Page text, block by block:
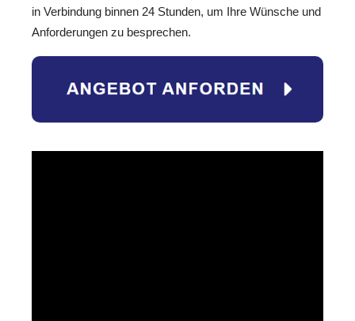
in Verbindung binnen 24 Stunden, um Ihre Wünsche und
Anforderungen zu besprechen.